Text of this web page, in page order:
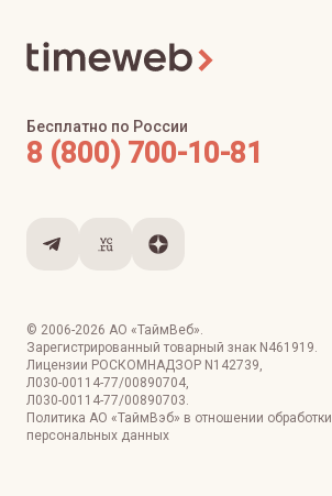
Бесплатно по России
8 (800) 700-10-81
© 2006-2026 АО «ТаймВеб».
Зарегистрированный товарный знак N461919.
Лицензии РОСКОМНАДЗОР N142739,
Л030-00114-77/00890704,
Л030-00114-77/00890703.
Политика АО «ТаймВэб» в отношении обработки
персональных данных